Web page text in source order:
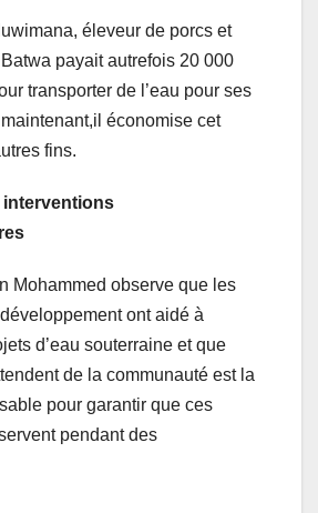
éleveur de porcs et
payait autrefois 20 000
transporter de l’eau pour ses
économise cet
fins.
interventions
Mohammed observe que les
ont aidé à
d’eau souterraine et que
de la communauté est la
pour garantir que ces
pendant des